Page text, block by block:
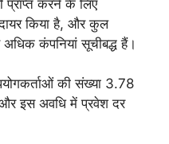
करने के लिए
किया है, और कुल
अधिक कंपनियां सूचीबद्ध हैं।
की संख्या 3.78
इस अवधि में प्रवेश दर